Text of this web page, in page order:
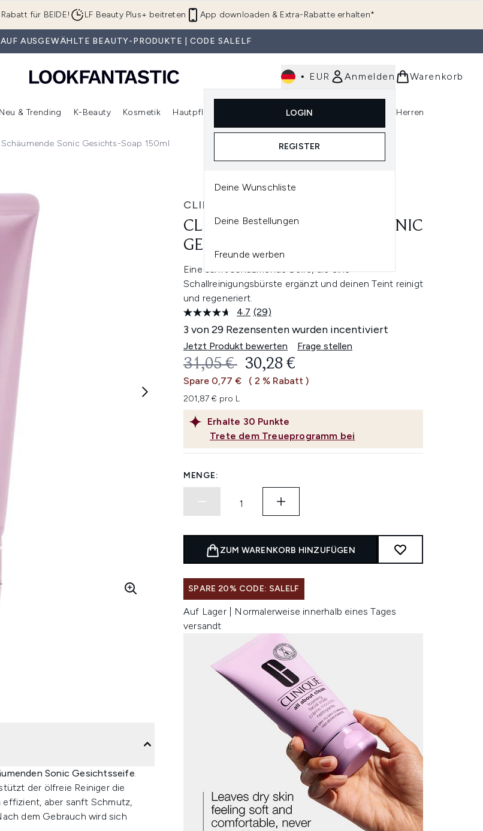
Zum Hauptinhalt springen
App downloaden & Extra-Rabatte erhalten*
für BEIDE! LF Beauty Plus+ beitreten
AUSGEWÄHLTE BEAUTY-PRODUKTE | CODE SALELF
• EUR Anmelden
LOGIN
REGISTER
Deine Wunschliste
Deine Bestellungen
Freunde werben
Warenkorb
Anmelden (Geschenke)Untermenü Anmelden (Marken) Untermenü Anmelden (Beauty Box)
Neu & Trending
Untermenü Anmelden (Neu & Trending)
K-Beauty Kosmetik
Untermenü Anmelden (Kosmetik)
Hautpflege
Untermenü Anmelden (Haarpflege)
Parfum
Untermenü Anmelden (Parfum)
Herren
Sonic Gesichts-Soap 150ml
CLINIQUE
CLINIQUE SCHÄUMENDE SONIC
GESICHTS-SOAP 150ML
Eine sanft schäumende Seife, die eine
Schallreinigungsbürste ergänzt und deinen Teint reinigt
und regeneriert.
4.7 29
Bewertungen
lesen.
Link
auf
derselben
Seite.
(29)
3 von 29 Rezensenten wurden incentiviert
Jetzt Produkt bewerten Frage stellen
Erhalte 30 Punkte
Trete dem Treueprogramm bei
UNVERBINDLICHE PREISEMPFEHLUNG:
31,05 € AKTUELLER PREIS:
30,28 €
Spare 0,77 € ( 2 % Rabatt )
201,87 € pro L
MENGE:
ZUM WARENKORB HINZUFÜGEN
SPARE 20% CODE: SALELF
Auf Lager | Normalerweise innerhalb eines Tages
versandt
Sonic Gesichtsseife.
der ölfreie Reiniger die
aber sanft Schmutz,
dem Gebrauch wird sich